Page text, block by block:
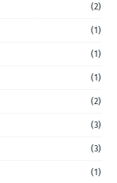
(2)
(1)
(1)
(1)
(2)
(3)
(3)
(1)